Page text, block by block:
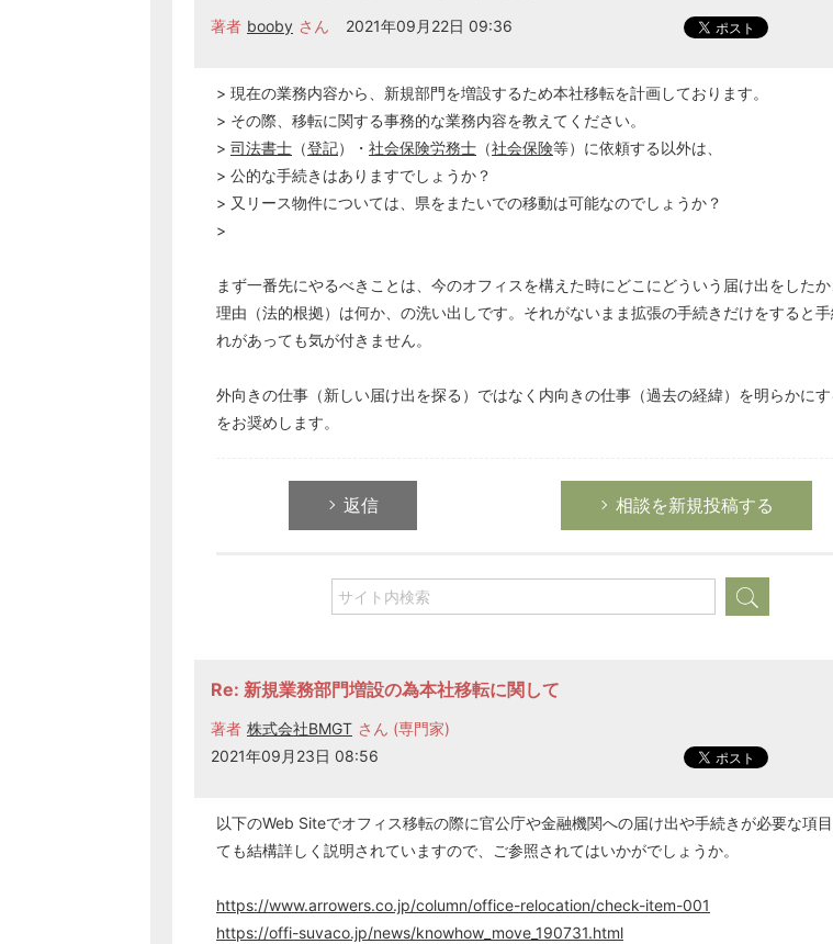
著者 booby さん 2021年09月22日 09:36
> 現在の業務内容から、新規部門を増設するため本社移転を計画しております。
> その際、移転に関する事務的な業務内容を教えてください。
> 司法書士 （登記）・ 社会保険労務士 （社会保険等）に依頼する以外は、
> 公的な手続きはありますでしょうか？
> 又リース物件については、県をまたいでの移動は可能なのでしょうか？
>
まず一番先にやるべきことは、今のオフィスを構えた時にどこにどういう届け出をした
理由（法的根拠）は何か、の洗い出しです。それがないまま拡張の手続きだけをすると
れがあっても気が付きません。
外向きの仕事（新しい届け出を探る）ではなく内向きの仕事（過去の経緯）を明らかにす
をお奨めします。
返信 相談を新規投稿する
Re: 新規業務部門増設の為本社移転に関して
著者 株式会社BMGT さん (専門家)
2021年09月23日 08:56
以下のWeb Siteでオフィス移転の際に官公庁や金融機関への届け出や手続きが必要な項
ても結構詳しく説明されていますので、ご参照されてはいかがでしょうか。
https://www.arrowers.co.jp/column/office-relocation/check-item-001
https://offi-suvaco.jp/news/knowhow_move_190731.html